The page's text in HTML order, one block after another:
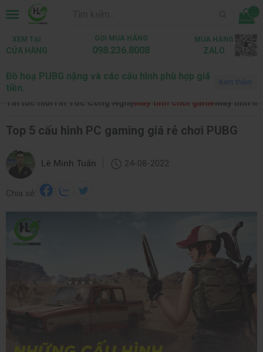
...
XEM TẠI
CỬA HÀNG
GỌI MUA HÀNG
098.236.8008
MUA HÀNG
ZALO
Trang chủ Tin tức Máy tính chơi game
Tin tức mới Tin Tức Công NghệMáy tính chơi gameMáy tính
Top 5 cấu hình PC gaming giá rẻ chơi PUBG
Lê Minh Tuấn 24-08-2022
Chia sẻ:
Đồ hoạ PUBG nặng và các cấu hình phù hợp giá
tiền.
Xem thêm